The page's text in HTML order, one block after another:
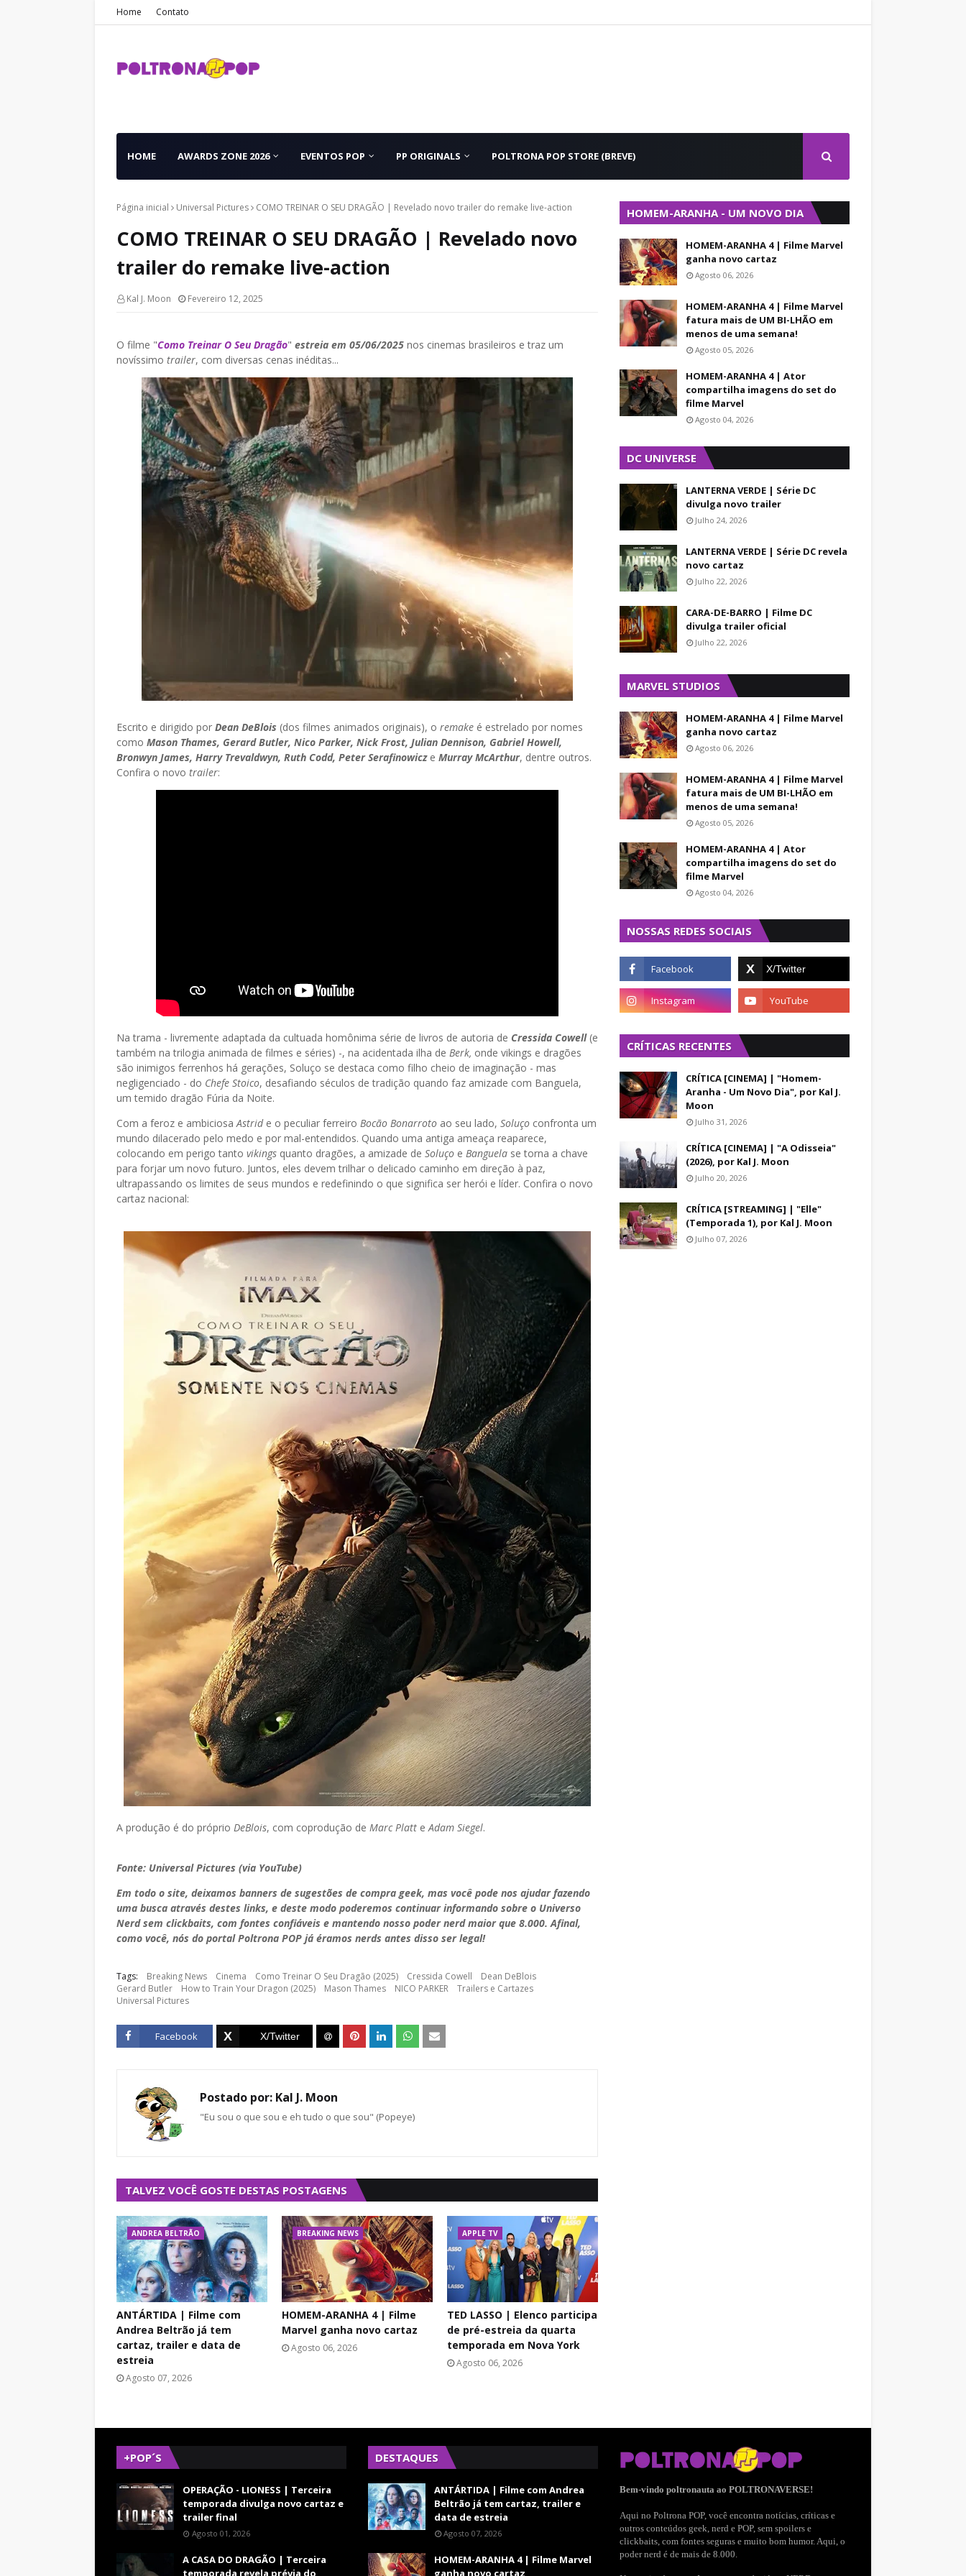
Home Contato
HOME AWARDS ZONE 2026 EVENTOS POP PP ORIGINALS POLTRONA POP STORE (BREVE)
Página inicial Universal Pictures COMO TREINAR O SEU DRAGÃO | Revelado novo trailer do remake live-action
COMO TREINAR O SEU DRAGÃO | Revelado novo
trailer do remake live-action
Kal J. Moon Fevereiro 12, 2025
O filme "Como Treinar O Seu Dragão" estreia em 05/06/2025 nos cinemas brasileiros e traz um
novíssimo trailer, com diversas cenas inéditas...
Escrito e dirigido por Dean DeBlois (dos filmes animados originais), o remake é estrelado por nomes
como Mason Thames, Gerard Butler, Nico Parker, Nick Frost, Julian Dennison, Gabriel Howell,
Bronwyn James, Harry Trevaldwyn, Ruth Codd, Peter Serafinowicze Murray McArthur, dentre outros.
Confira o novo trailer:
Na trama - livremente adaptada da cultuada homônima série de livros de autoria de Cressida Cowell (e
também na trilogia animada de filmes e séries) -, na acidentada ilha de Berk, onde vikings e dragões
são inimigos ferrenhos há gerações, Soluço se destaca como filho cheio de imaginação - mas
negligenciado - do Chefe Stoico, desafiando séculos de tradição quando faz amizade com Banguela,
um temido dragão Fúria da Noite.
Com a feroz e ambiciosaAstride o peculiar ferreiro Bocão Bonarroto ao seu lado, Soluço confronta um
mundo dilacerado pelo medo e por mal-entendidos. Quando uma antiga ameaça reaparece,
colocando em perigo tanto vikings quanto dragões, a amizade de Soluço e Banguela se torna a chave
para forjar um novo futuro. Juntos, eles devem trilhar o delicado caminho em direção à paz,
ultrapassando os limites de seus mundos e redefinindo o que significa ser herói e líder. Confira o novo
cartaz nacional:
A produção é do próprio DeBlois, com coprodução de Marc Platt eAdam Siegel.
Fonte: Universal Pictures (via YouTube)
Em todo o site, deixamos banners de sugestões de compra geek, mas você pode nos ajudar fazendo
uma busca através destes links, e deste modo poderemos continuar informando sobre o Universo
Nerd sem clickbaits, com fontes confiáveis e mantendo nosso poder nerd maior que 8.000. Afinal,
como você, nós do portal Poltrona POP já éramos nerds antes disso ser legal!
Tags: Breaking News Cinema Como Treinar O Seu Dragão (2025) Cressida Cowell
Dean DeBlois
Gerard Butler
How to Train Your Dragon (2025) Mason Thames NICO PARKER
Trailers e Cartazes
Universal Pictures
Facebook
Postado por: Kal J. Moon
"Eu sou o que sou e eh tudo o que sou" (Popeye)
TALVEZ VOCÊ GOSTE DESTAS POSTAGENS
ANDREA BELTRÃO
ANTÁRTIDA | Filme com
Andrea Beltrão já tem
cartaz, trailer e data de
estreia
Agosto 07, 2026
BREAKING NEWS
HOMEM-ARANHA 4 | Filme
Marvel ganha novo cartaz
Agosto 06, 2026
APPLE TV
TED LASSO | Elenco participa
de pré-estreia da quarta
temporada em Nova York
Agosto 06, 2026
HOMEM-ARANHA - UM NOVO DIA
HOMEM-ARANHA 4 | Filme Marvel
ganha novo cartaz
Agosto 06, 2026
HOMEM-ARANHA 4 | Filme Marvel
fatura mais de UM BI-LHÃO em
menos de uma semana!
Agosto 05, 2026
HOMEM-ARANHA 4 | Ator
compartilha imagens do set do
filme Marvel
Agosto 04, 2026
DC UNIVERSE
LANTERNA VERDE | Série DC
divulga novo trailer
Julho 24, 2026
LANTERNA VERDE | Série DC revela
novo cartaz
Julho 22, 2026
CARA-DE-BARRO | Filme DC
divulga trailer oficial
Julho 22, 2026
MARVEL STUDIOS
HOMEM-ARANHA 4 | Filme Marvel
ganha novo cartaz
Agosto 06, 2026
HOMEM-ARANHA 4 | Filme Marvel
fatura mais de UM BI-LHÃO em
menos de uma semana!
Agosto 05, 2026
HOMEM-ARANHA 4 | Ator
compartilha imagens do set do
filme Marvel
Agosto 04, 2026
NOSSAS REDES SOCIAIS
CRÍTICAS RECENTES
CRÍTICA [CINEMA] | "Homem-
Aranha - Um Novo Dia", por Kal J.
Moon
Julho 31, 2026
CRÍTICA [CINEMA] | "A Odisseia"
(2026), por Kal J. Moon
Julho 20, 2026
CRÍTICA [STREAMING] | "Elle"
(Temporada 1), por Kal J. Moon
Julho 07, 2026
+POP´S
OPERAÇÃO - LIONESS | Terceira
temporada divulga novo cartaz e
trailer final
Agosto 01, 2026
A CASA DO DRAGÃO | Terceira
temporada revela prévia do
DESTAQUES
ANTÁRTIDA | Filme com Andrea
Beltrão já tem cartaz, trailer e
data de estreia
Agosto 07, 2026
HOMEM-ARANHA 4 | Filme Marvel
ganha novo cartaz
Bem-vindo poltronauta ao POLTRONAVERSE!
Aqui no Poltrona POP, você encontra notícias, críticas e
outros conteúdos geek, nerd e POP, sem spoilers e
clickbaits, com fontes seguras e muito bom humor. Aqui, o
poder nerd é de mais de 8.000.